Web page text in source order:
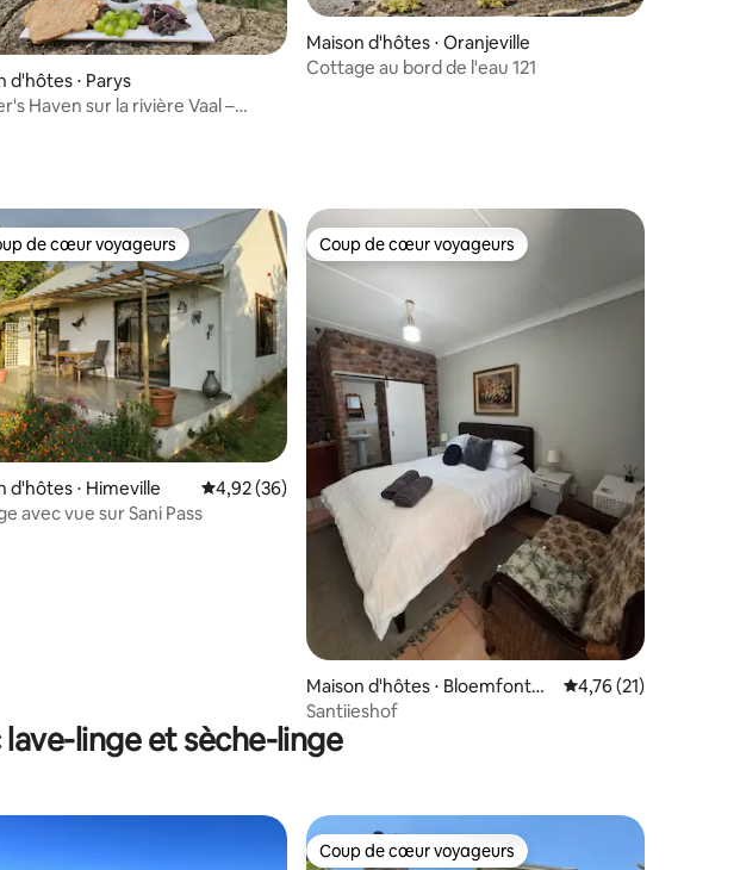
sur la base de 3 commentaires : 5 sur 5
d'hôtes ⋅ Parys
Haven sur la rivière Vaal –
Maison d'hôtes ⋅ Oranjeville
Cottage au bord de l'eau 121
sur la base de 37 commentaires : 4,84 sur 5
de cœur voyageurs les plus appréciés
de cœur voyageurs
d'hôtes ⋅ Himeville Évaluation moyenne sur la base de 36 commentaires : 4,92 sur 5
4,92 (36)
avec vue sur Sani Pass
Coup de cœur voyageurs
Coup de cœur voyageurs
Maison d'hôtes ⋅ Bloemfontei
n
Évaluation moyenne
4,76 (21)
Santiieshof
linge et sèche-linge
Coup de cœur voyageurs
Coup de cœur voyageurs